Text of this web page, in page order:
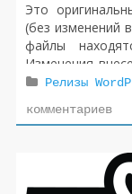
Это
(без изменений
файлы
Изменения
config-
англоязычной
Релизы
комментариев